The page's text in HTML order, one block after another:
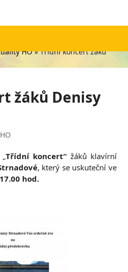
HO»Třídní koncert žáků
žáků Denisy
Třídní koncert“žáků klavírní
, který se uskuteční ve
17.00 hod.